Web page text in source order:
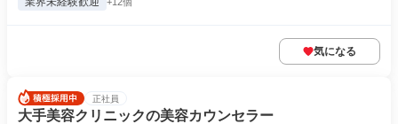
気になる
正社員
大手美容クリニックの美容カウンセラー